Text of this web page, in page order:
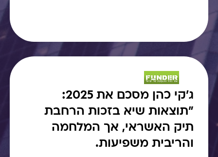
ג׳קי כהן מסכם את 2025:
"תוצאות שיא בזכות הרחבת
תיק האשראי, אך המלחמה
והריבית משפיעות.